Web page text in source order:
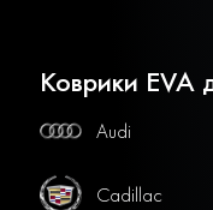
Коврики EVA
Audi
Cadillac